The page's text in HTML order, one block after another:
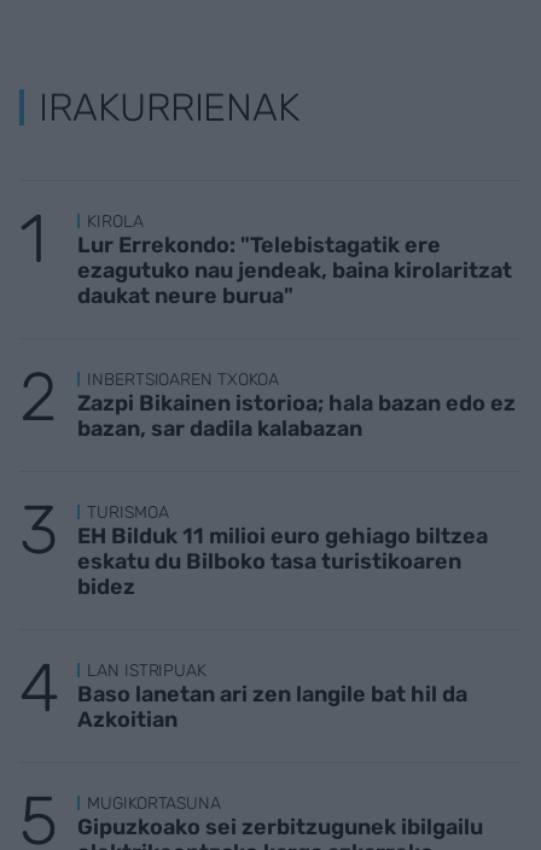
IRAKURRIENAK
KIROLA
Lur Errekondo: "Telebistagatik ere
ezagutuko nau jendeak, baina kirolaritzat
daukat neure burua"
INBERTSIOAREN TXOKOA
Zazpi Bikainen istorioa; hala bazan edo ez
bazan, sar dadila kalabazan
TURISMOA
EH Bilduk 11 milioi euro gehiago biltzea
eskatu du Bilboko tasa turistikoaren
bidez
LAN ISTRIPUAK
Baso lanetan ari zen langile bat hil da
Azkoitian
MUGIKORTASUNA
Gipuzkoako sei zerbitzugunek ibilgailu